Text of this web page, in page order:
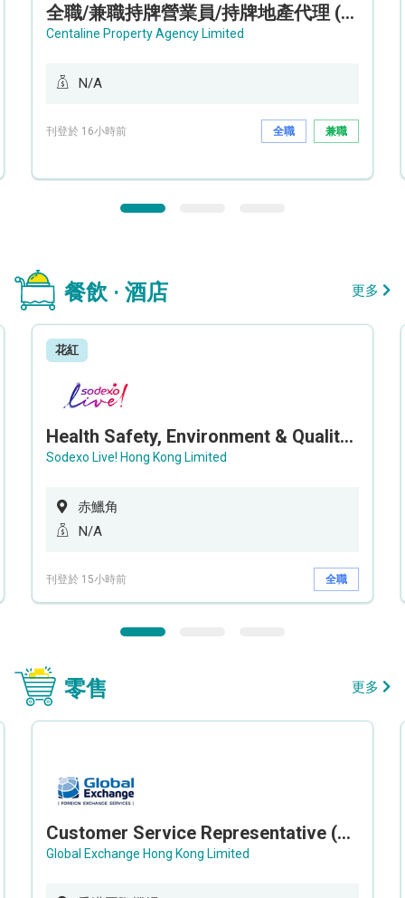
全職/兼職持牌營業員/持牌地產代理 (長沙灣/將軍澳/油塘)
Centaline Property Agency Limited
N/A
刊登於 16小時前 全職 兼職
餐飲 · 酒店 更多
花紅
Health Safety, Environment & Quality Assurance Officer (Maternity cover – 5 months contract)
Sodexo Live! Hong Kong Limited
赤鱲角
N/A
刊登於 15小時前 全職
零售 更多
Customer Service Representative (Airport)
Global Exchange Hong Kong Limited